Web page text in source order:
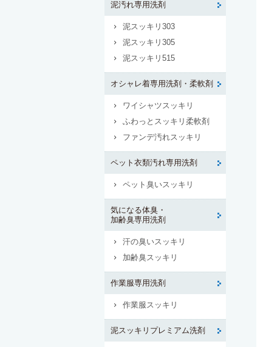
泥汚れ専用洗剤
泥スッキリ303
泥スッキリ305
泥スッキリ515
オシャレ着専用洗剤・柔軟剤
ワイシャツスッキリ
ふわっとスッキリ柔軟剤
ファンデ汚れスッキリ
ペット衣類汚れ専用洗剤
ペット臭いスッキリ
気になる体臭・
加齢臭専用洗剤
汗の臭いスッキリ
加齢臭スッキリ
作業服専用洗剤
作業服スッキリ
泥スッキリプレミアム洗剤